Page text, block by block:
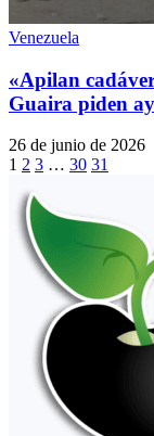
Venezuela
«Apilan
Guaira piden
26 de junio de 2026
1 2 3 … 30 31